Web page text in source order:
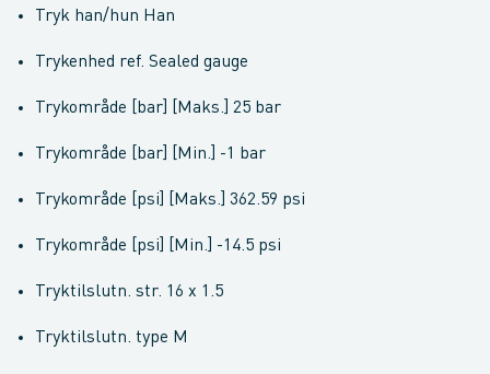
Tryk han/hun Han
Trykenhed ref. Sealed gauge
Trykområde [bar] [Maks.] 25 bar
Trykområde [bar] [Min.] -1 bar
Trykområde [psi] [Maks.] 362.59 psi
Trykområde [psi] [Min.] -14.5 psi
Tryktilslutn. str. 16 x 1.5
Tryktilslutn. type M